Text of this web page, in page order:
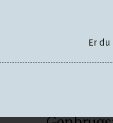
Er